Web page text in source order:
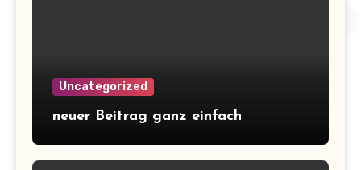
Uncategorized
neuer Beitrag ganz einfach